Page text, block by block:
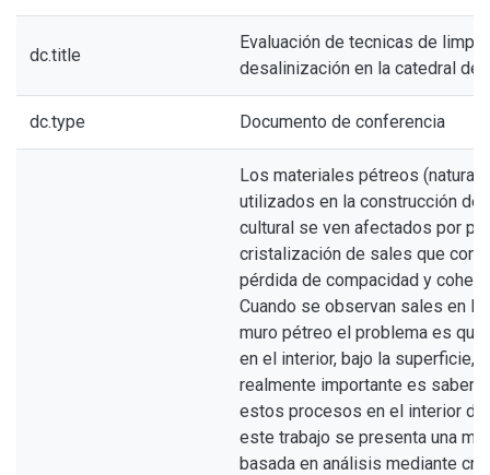
dc.title
Evaluación de tecnicas de
desalinización en la catedral de
dc.type Documento de conferencia
Los materiales pétreos
utilizados en la construcción
cultural se ven afectados por
cristalización de sales que
pérdida de compacidad y
Cuando se observan sales en
muro pétreo el problema es
en el interior, bajo la superficie,
realmente importante es saber
estos procesos en el interior de
este trabajo se presenta una
basada en análisis mediante